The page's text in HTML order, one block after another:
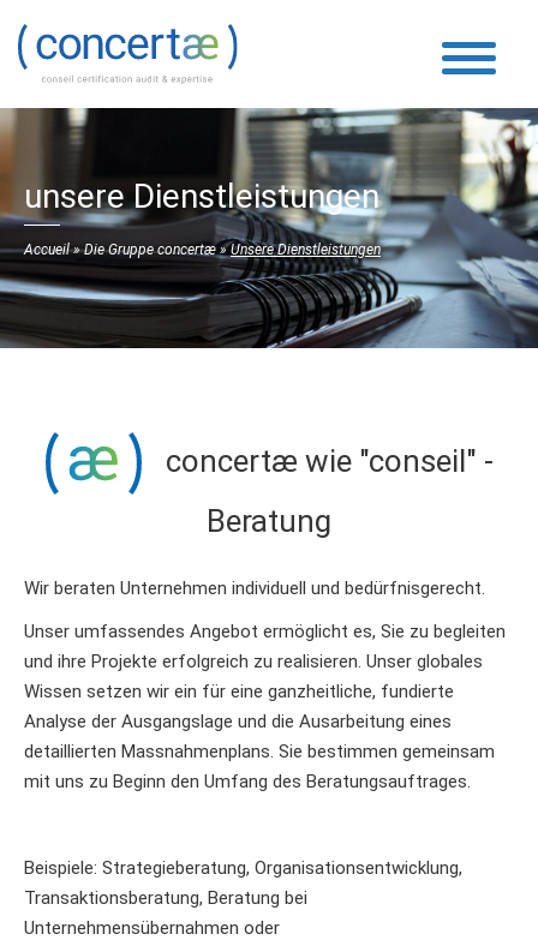
unsere Dienstleistungen
Accueil»Die Gruppe concertæ »Unsere Dienstleistungen
concertæ wie "conseil" -
Beratung
Wir beraten Unternehmen individuell und bedürfnisgerecht.
Unser umfassendes Angebot ermöglicht es, Sie zu begleiten
und ihre Projekte erfolgreich zu realisieren. Unser globales
Wissen setzen wir ein für eine ganzheitliche, fundierte
Analyse der Ausgangslage und die Ausarbeitung eines
detaillierten Massnahmenplans. Sie bestimmen gemeinsam
mit uns zu Beginn den Umfang des Beratungsauftrages.
Beispiele: Strategieberatung, Organisationsentwicklung,
Transaktionsberatung, Beratung bei
Unternehmensübernahmen oder